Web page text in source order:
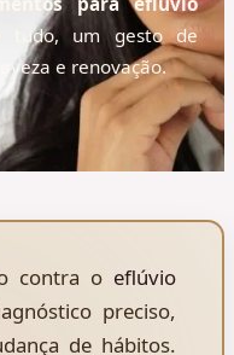
tudo, um gesto de
e renovação.
contra o eflúvio
preciso,
de hábitos.